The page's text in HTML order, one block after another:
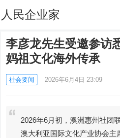
人民企业家
李彦龙先生受邀参访
妈祖文化海外传承
社会要闻 2026年6月4日 23:09
2026年6月初，澳洲惠州社团
澳大利亚国际文化产业协会主